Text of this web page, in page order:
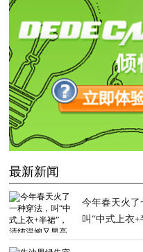
最新新闻
今年春天火了
叫“中式上衣